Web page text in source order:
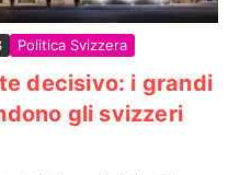
Politica Svizzera
decisivo: i grandi
gli svizzeri